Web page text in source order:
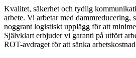
Kvalitet, säkerhet och tydlig
arbete. Vi arbetar med dammreducering,
noggrant logistiskt upplägg för att
Självklart erbjuder vi garanti på utfört
ROT-avdraget för att sänka